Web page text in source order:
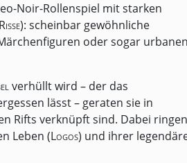
Noir-Rollenspiel mit starken
: scheinbar gewöhnliche
oder sogar
verhüllt wird – der das
lässt – geraten sie in
Rifts verknüpft sind. Dabei ringen
Leben (Logos) und ihrer